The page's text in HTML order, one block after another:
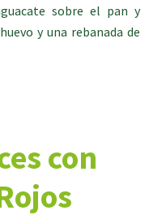
sobre el pan y
y una rebanada de
con